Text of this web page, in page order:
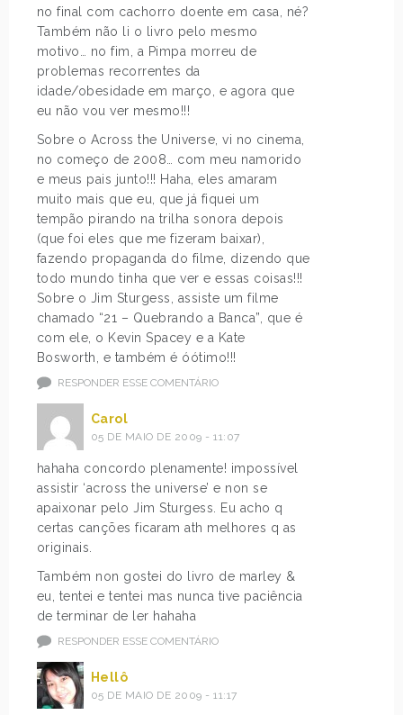
no final com cachorro doente em casa, né?
Também não li o livro pelo mesmo
motivo… no fim, a Pimpa morreu de
problemas recorrentes da
idade/obesidade em março, e agora que
eu não vou ver mesmo!!!
Sobre o Across the Universe, vi no cinema,
no começo de 2008… com meu namorido
e meus pais junto!!! Haha, eles amaram
muito mais que eu, que já fiquei um
tempão pirando na trilha sonora depois
(que foi eles que me fizeram baixar),
fazendo propaganda do filme, dizendo que
todo mundo tinha que ver e essas coisas!!!
Sobre o Jim Sturgess, assiste um filme
chamado “21 – Quebrando a Banca”, que é
com ele, o Kevin Spacey e a Kate
Bosworth, e também é óótimo!!!
RESPONDER ESSE COMENTÁRIO
Carol
05 DE MAIO DE 2009 - 11:07
hahaha concordo plenamente! impossível
assistir ‘across the universe’ e non se
apaixonar pelo Jim Sturgess. Eu acho q
certas canções ficaram ath melhores q as
originais.
Também non gostei do livro de marley &
eu, tentei e tentei mas nunca tive paciência
de terminar de ler hahaha
RESPONDER ESSE COMENTÁRIO
Hellô
05 DE MAIO DE 2009 - 11:17